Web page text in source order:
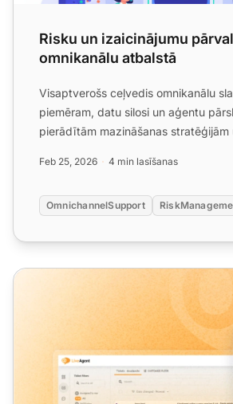
Risku un izaicinājumu
omnikanālu atbalstā
Visaptverošs ceļvedis omnikanālu
piemēram, datu silosi un aģentu
pierādītām mazināšanas stratēģijām
Feb 25, 2026 4 min lasīšanas
OmnichannelSupport
LiveAgent ikmēneša produkta